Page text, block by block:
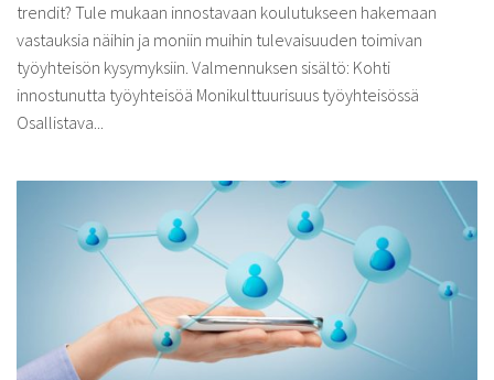
trendit? Tule mukaan innostavaan koulutukseen hakemaan
vastauksia näihin ja moniin muihin tulevaisuuden toimivan
työyhteisön kysymyksiin. Valmennuksen sisältö: Kohti
innostunutta työyhteisöä Monikulttuurisuus työyhteisössä
Osallistava...